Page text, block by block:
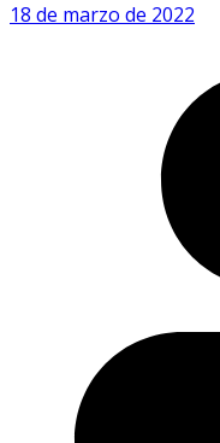
18 de marzo de 2022